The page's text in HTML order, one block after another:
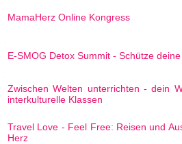
MamaHerz Online Kongress
E-SMOG Detox Summit - Schütze
Zwischen Welten unterrichten - dein
interkulturelle Klassen
Travel Love - Feel Free: Reisen und
Herz